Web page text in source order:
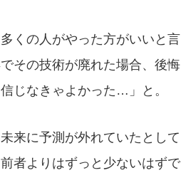
くの人がやった方がいいと言
その技術が廃れた場合、後悔
じなきゃよかった…」と。
来に予測が外れていたとして
者よりはずっと少ないはずで